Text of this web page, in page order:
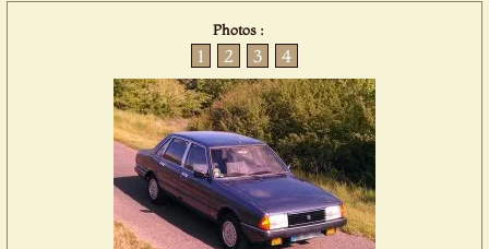
Photos :
1 2 3 4